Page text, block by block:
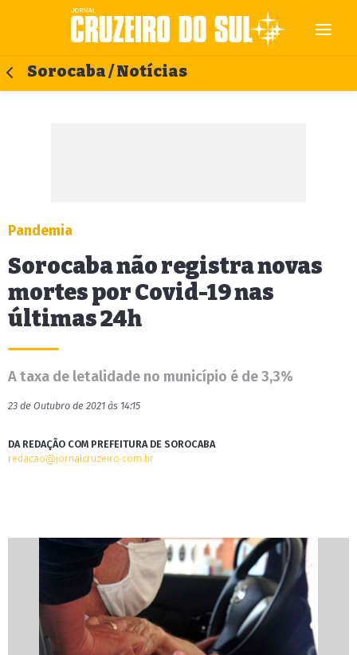
Sorocaba / Notícias
Pandemia
Sorocaba não registra novas
mortes por Covid-19 nas
últimas 24h
A taxa de letalidade no município é de 3,3%
23 de Outubro de 2021 às 14:15
DA REDAÇÃO COM PREFEITURA DE SOROCABA
redacao@jornalcruzeiro.com.br